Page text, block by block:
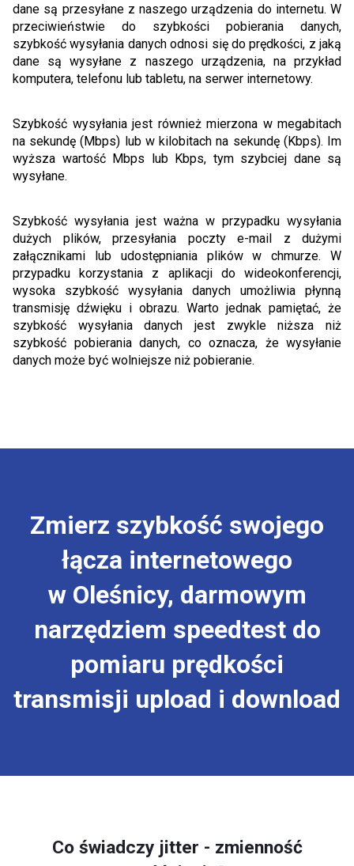
dane są przesyłane z naszego urządzenia do internetu. W
przeciwieństwie do szybkości pobierania danych,
szybkość wysyłania danych odnosi się do prędkości, z jaką
dane są wysyłane z naszego urządzenia, na przykład
komputera, telefonu lub tabletu, na serwer internetowy.
Szybkość wysyłania jest również mierzona w megabitach
na sekundę (Mbps) lub w kilobitach na sekundę (Kbps). Im
wyższa wartość Mbps lub Kbps, tym szybciej dane są
wysyłane.
Szybkość wysyłania jest ważna w przypadku wysyłania
dużych plików, przesyłania poczty e-mail z dużymi
załącznikami lub udostępniania plików w chmurze. W
przypadku korzystania z aplikacji do wideokonferencji,
wysoka szybkość wysyłania danych umożliwia płynną
transmisję dźwięku i obrazu. Warto jednak pamiętać, że
szybkość wysyłania danych jest zwykle niższa niż
szybkość pobierania danych, co oznacza, że wysyłanie
danych może być wolniejsze niż pobieranie.
Zmierz szybkość swojego
łącza internetowego
w Oleśnicy, darmowym
narzędziem speedtest do
pomiaru prędkości
transmisji upload i download
Co świadczy jitter - zmienność